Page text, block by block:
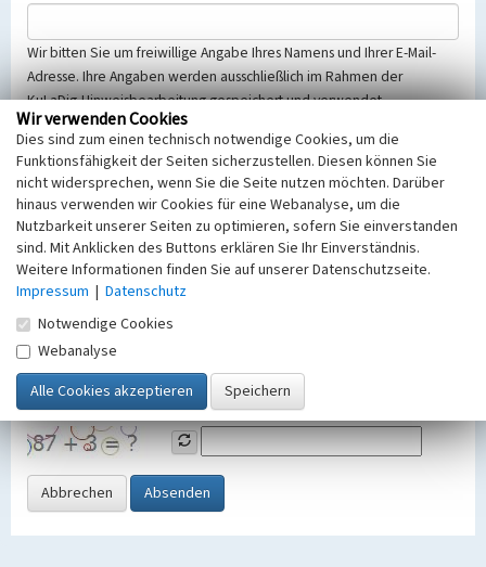
Wir bitten Sie um freiwillige Angabe Ihres Namens und Ihrer E-Mail-
Adresse. Ihre Angaben werden ausschließlich im Rahmen der
KuLaDig-Hinweisbearbeitung gespeichert und verwendet.
Selbstverständlich werden diese entsprechend der Vorschriften des
Telemediengesetzes, des Datenschutzgesetzes NRW und der seit
dem 25.05.2018 gültigen Europäischen Datenschutzgrundverordnung
(EU-DSGVO) vertraulich behandelt, beachten Sie bitte unsere
Hinweise zumDatenschutz
Nachricht
SicherheitsabfrageTragen Sie unten das Rechenergebnis aus der
Grafik ein
Abbrechen Absenden
Wir verwenden Cookies
Dies sind zum einen technisch notwendige Cookies, um die
Funktionsfähigkeit der Seiten sicherzustellen. Diesen können Sie
nicht widersprechen, wenn Sie die Seite nutzen möchten. Darüber
hinaus verwenden wir Cookies für eine Webanalyse, um die
Nutzbarkeit unserer Seiten zu optimieren, sofern Sie einverstanden
sind. Mit Anklicken des Buttons erklären Sie Ihr Einverständnis.
Weitere Informationen finden Sie auf unserer Datenschutzseite.
Impressum | Datenschutz
Notwendige Cookies
Webanalyse